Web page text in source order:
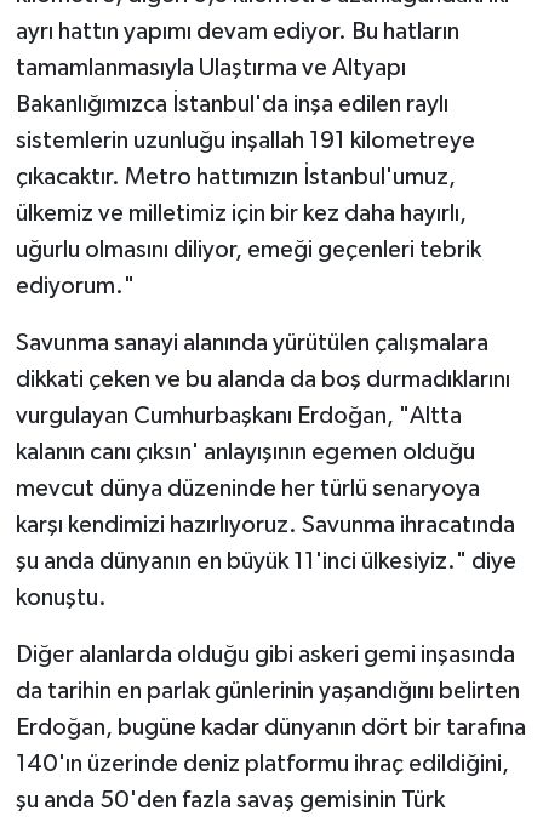
ayrı hattın yapımı devam ediyor. Bu hatların
tamamlanmasıyla Ulaştırma ve Altyapı
Bakanlığımızca İstanbul'da inşa edilen raylı
sistemlerin uzunluğu inşallah 191 kilometreye
çıkacaktır. Metro hattımızın İstanbul'umuz,
ülkemiz ve milletimiz için bir kez daha hayırlı,
uğurlu olmasını diliyor, emeği geçenleri tebrik
ediyorum."
Savunma sanayi alanında yürütülen çalışmalara
dikkati çeken ve bu alanda da boş durmadıklarını
vurgulayan Cumhurbaşkanı Erdoğan, "Altta
kalanın canı çıksın' anlayışının egemen olduğu
mevcut dünya düzeninde her türlü senaryoya
karşı kendimizi hazırlıyoruz. Savunma ihracatında
şu anda dünyanın en büyük 11'inci ülkesiyiz." diye
konuştu.
Diğer alanlarda olduğu gibi askeri gemi inşasında
da tarihin en parlak günlerinin yaşandığını belirten
Erdoğan, bugüne kadar dünyanın dört bir tarafına
140'ın üzerinde deniz platformu ihraç edildiğini,
şu anda 50'den fazla savaş gemisinin Türk